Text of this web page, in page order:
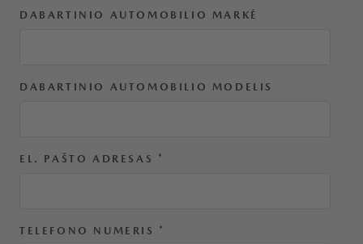
DABARTINIO AUTOMOBILIO MARKĖ
DABARTINIO AUTOMOBILIO MODELIS
EL. PAŠTO ADRESAS *
TELEFONO NUMERIS *